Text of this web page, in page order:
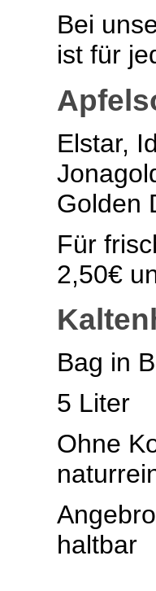
Bei
ist für
Elstar,
Golden
Für
2,50€
Bag in
5 Liter
Ohne
haltbar